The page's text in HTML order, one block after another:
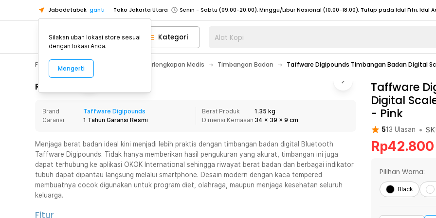
Jabodetabek ganti Toko Jakarta Utara
Toko Tangerang
Toko Cikupa
Pick n Go Jakarta Barat
Senin - Jumat (07:00 - 20:00), Sabtu - Minggu (08:00 - 20:00), Tutup pada Idul Fitri
Pick n Go Bekasi
Senin - Jumat (08:00 - 20:00), Sabtu - Minggu/ Libur Nasional (08:00 - 17:00) Selengkapnya
Senin - Jumat (08:00 - 20:00), Sabtu - Minggu/ Libur Nasional (08:00 - 17:00) Selengkapnya
Senin - Sabtu (09:00-20:00), Minggu/Libur Nasional (12:00-20:00), Tutup pada Idul Fitri
Toko Jakarta Barat
Senin - Sabtu (09:00-20:00), Minggu/Libur Nasional (12:00-20:00), Tutup pada Idul Fitri
Toko Tangerang
Toko Cikupa
Pick n Go Jakarta Barat
Senin - Jumat (07:00 - 20:00), Sabtu - Minggu (08:00 - 20:00), Tutup pada Idul Fitri
Pick n Go Bekasi
Senin - Jumat (08:00 - 20:00), Sabtu - Minggu/ Libur Nasional (08:00 - 17:00) Selengkapnya
Kategori Alat Kopi
Fashion, Make Up & Beauty Care Perlengkapan Medis Timbangan Badan Taffware Digipounds Timbangan Badan Digital
Rincian Produk
Brand
Taffware Digipounds
Garansi
1 Tahun Garansi Resmi
Berat Produk
1.35 kg
Dimensi Kemasan 34 x 39 x 9 cm
Menjaga berat badan ideal kini menjadi lebih praktis dengan timbangan badan digital Bluetooth
Taffware Digipounds. Tidak hanya memberikan hasil pengukuran yang akurat, timbangan ini juga
dapat terhubung ke aplikasi OKOK International sehingga riwayat berat badan dan berbagai indikator
tubuh dapat dipantau langsung melalui smartphone. Desain modern dengan kaca tempered
membuatnya cocok digunakan untuk program diet, olahraga, maupun menjaga kesehatan seluruh
keluarga.
Fitur
Taffware
Digital
- Pink
513 Ulasan •
Rp42.800
Pilihan Warna:
Black
Silakan ubah lokasi store sesuai
dengan lokasi Anda.
Mengerti